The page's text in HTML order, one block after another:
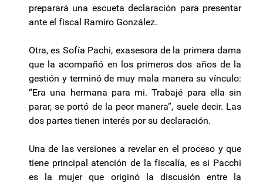
preparará una escueta declaración para presentar
ante el fiscal Ramiro González.
Otra, es Sofía Pachi, exasesora de la primera dama
que la acompañó en los primeros dos años de la
gestión y terminó de muy mala manera su vínculo:
“Era una hermana para mi. Trabajé para ella sin
parar, se portó de la peor manera”, suele decir. Las
dos partes tienen interés por su declaración.
Una de las versiones a revelar en el proceso y que
tiene principal atención de la fiscalía, es si Pacchi
es la mujer que originó la discusión entre la